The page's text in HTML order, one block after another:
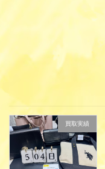
買取実績